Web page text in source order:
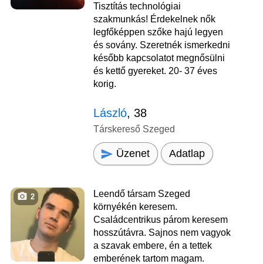
Tisztítás technológiai
szakmunkás! Érdekelnek nők
legfőképpen szőke hajú legyen
és sovány. Szeretnék ismerkedni
később kapcsolatot megnősülni
és kettő gyereket. 20- 37 éves
korig.
László, 38
Társkereső Szeged
Üzenet Adatlap
2
Leendő társam Szeged
környékén keresem.
Családcentrikus párom keresem
hosszútávra. Sajnos nem vagyok
a szavak embere, én a tettek
emberének tartom magam.